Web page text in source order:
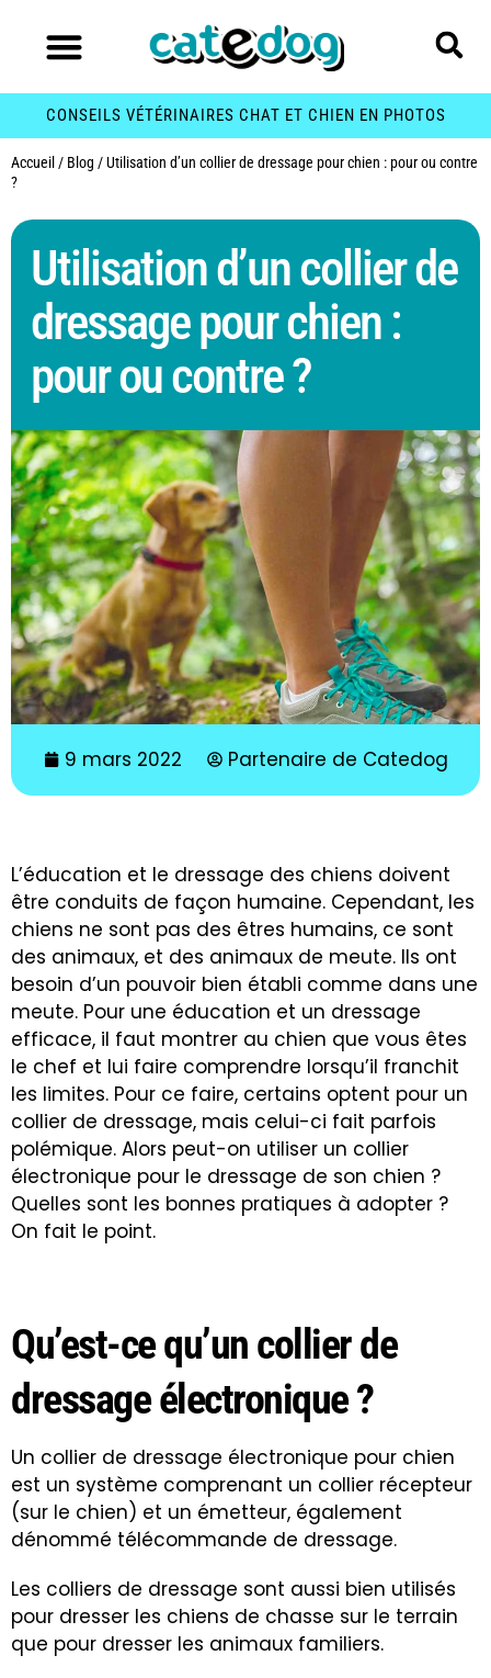
CONSEILS VÉTÉRINAIRES CHAT ET CHIEN EN PHOTOS
Accueil / Blog /Utilisation d’un collier de dressage pour chien : pour ou contre
?
Utilisation d’un collier de
dressage pour chien :
pour ou contre ?
9 mars 2022 Partenaire de Catedog
L’éducation et le dressage des chiens doivent
être conduits de façon humaine. Cependant, les
chiens ne sont pas des êtres humains, ce sont
des animaux, et des animaux de meute. Ils ont
besoin d’un pouvoir bien établi comme dans une
meute. Pour une éducation et un dressage
efficace, il faut montrer au chien que vous êtes
le chef et lui faire comprendre lorsqu’il franchit
les limites. Pour ce faire, certains optent pour un
collier de dressage, mais celui-ci fait parfois
polémique. Alors peut-on utiliser un collier
électronique pour le dressage de son chien ?
Quelles sont les bonnes pratiques à adopter ?
On fait le point.
Qu’est-ce qu’un collier de
dressage électronique ?
Un collier de dressage électronique pour chien
est un système comprenant un collier récepteur
(sur le chien) et un émetteur, également
dénommé télécommande de dressage.
Les colliers de dressage sont aussi bien utilisés
pour dresser les chiens de chasse sur le terrain
que pour dresser les animaux familiers.